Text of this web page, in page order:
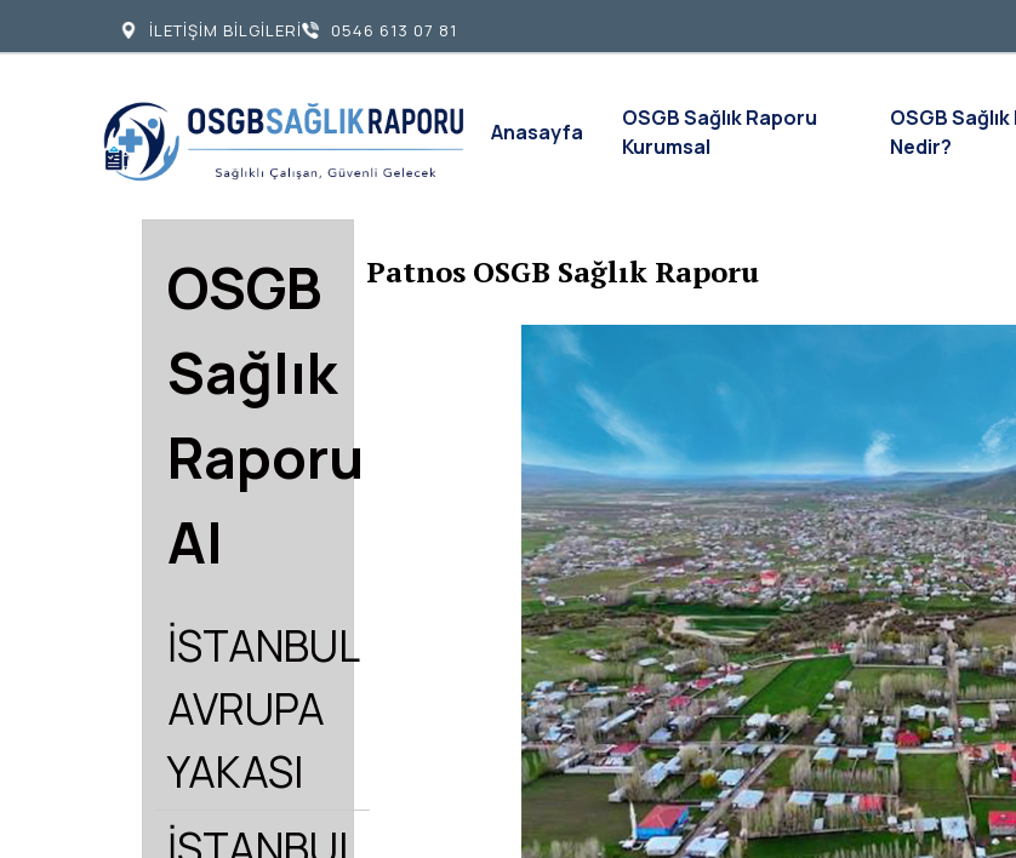
OSGB
Sağlık
Raporu
Al
İSTANBUL
AVRUPA
YAKASI
Patnos OSGB Sağlık Raporu
İLETİŞİM BİLGİLERİ 0546 613 07 81
Anasayfa
OSGB Sağlık Raporu
Kurumsal
OSGB
Nedir?